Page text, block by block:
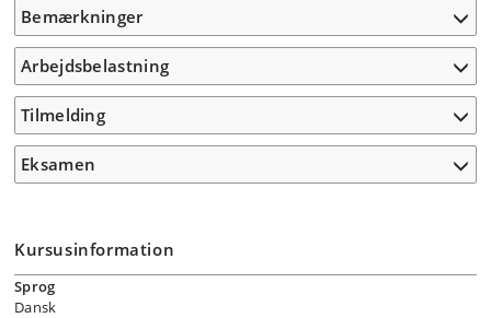
Bemærkninger
Arbejdsbelastning
Tilmelding
Eksamen
Kursusinformation
Sprog
Dansk